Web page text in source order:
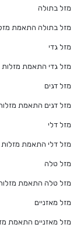
מזל בתולה
מזל בתולה התאמת
מזל גדי
מזל גדי התאמת מזלות
מזל דגים
מזל דגים התאמת
מזל דלי
מזל דלי התאמת מזלות
מזל טלה
מזל טלה התאמת
מזל מאזניים
מזל מאזניים התאמת